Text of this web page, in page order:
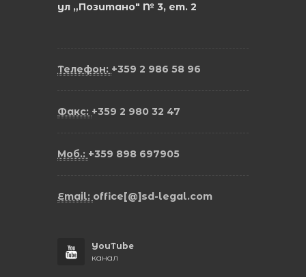
ул „Позитано" № 3, ет. 2
Телефон: +359 2 986 58 96
Факс: +359 2 980 32 47
Моб.: +359 898 697905
Email: office[@]sd-legal.com
YouTube
канал